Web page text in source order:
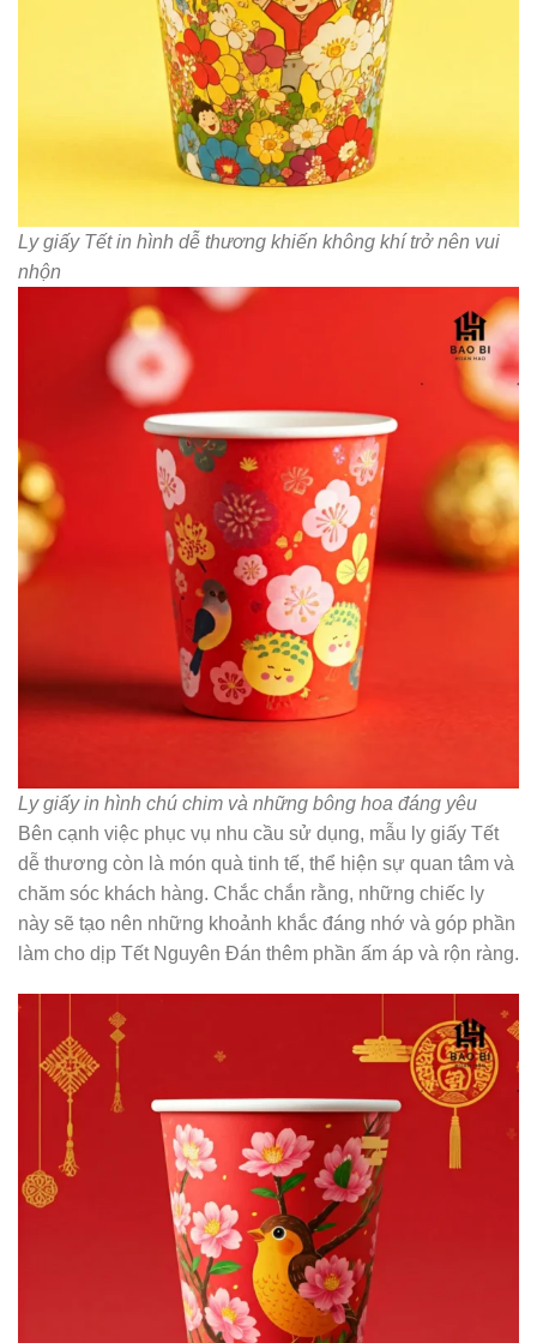
Ly giấy Tết in hình dễ thương khiến không khí trở nên vui
nhộn
Ly giấy in hình chú chim và những bông hoa đáng yêu
Bên cạnh việc phục vụ nhu cầu sử dụng, mẫu ly giấy Tết
dễ thương còn là món quà tinh tế, thể hiện sự quan tâm và
chăm sóc khách hàng. Chắc chắn rằng, những chiếc ly
này sẽ tạo nên những khoảnh khắc đáng nhớ và góp phần
làm cho dịp Tết Nguyên Đán thêm phần ấm áp và rộn ràng.